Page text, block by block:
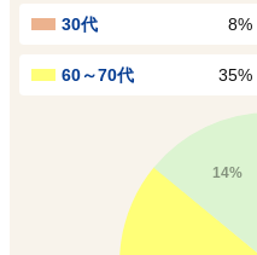
30代 8%
60～70代 35%
14%